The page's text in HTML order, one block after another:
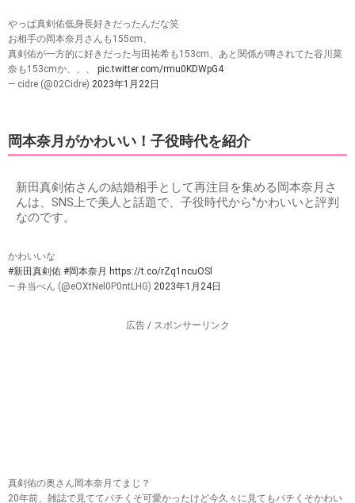
やっぱ真剣佑低身長好きだったんだな笑
お相手の岡本奈月さんも155cm、
真剣佑が一方的に好きだった与田祐希も153cm、あと関係が噂されてた谷川菜
奈も153cmか、、、 pic.twitter.com/rmu0KDWpG4
— cidre (@02Cidre) 2023年1月22日
岡本奈月がかわいい！子役時代を紹介
新田真剣佑さんの結婚相手として再注目を集める岡本奈月さ
んは、SNS上で美人と話題で、子役時代から‟かわいいと評判
なのです。
かわいいな
#新田真剣佑 #岡本奈月 https://t.co/rZq1ncuOSl
— 弁当べん (@eOXtNel0P0ntLHG) 2023年1月24日
広告 / スポンサーリンク
真剣佑の奥さん岡本奈月てまじ？
20年前、雑誌で見ててバチくそ可愛かったけど今久々に見てもバチくそかわい